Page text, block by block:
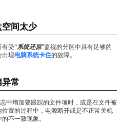
间太少
受“系统还原”监视的分区中具有足够的
出现电脑系统卡住的故障。
常
中增加要跟踪的文件项时，或是在文件被
置的过程中，电源断开或是不正常关机
不一致现象。